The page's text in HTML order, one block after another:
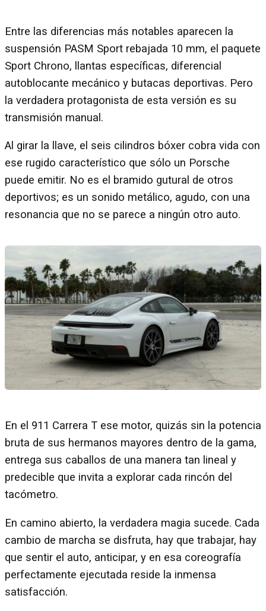
Entre las diferencias más notables aparecen la
suspensión PASM Sport rebajada 10 mm, el paquete
Sport Chrono, llantas específicas, diferencial
autoblocante mecánico y butacas deportivas. Pero
la verdadera protagonista de esta versión es su
transmisión manual.
Al girar la llave, el seis cilindros bóxer cobra vida con
ese rugido característico que sólo un Porsche
puede emitir. No es el bramido gutural de otros
deportivos; es un sonido metálico, agudo, con una
resonancia que no se parece a ningún otro auto.
En el 911 Carrera T ese motor, quizás sin la potencia
bruta de sus hermanos mayores dentro de la gama,
entrega sus caballos de una manera tan lineal y
predecible que invita a explorar cada rincón del
tacómetro.
En camino abierto, la verdadera magia sucede. Cada
cambio de marcha se disfruta, hay que trabajar, hay
que sentir el auto, anticipar, y en esa coreografía
perfectamente ejecutada reside la inmensa
satisfacción.